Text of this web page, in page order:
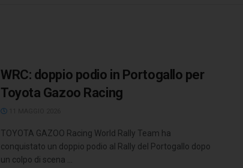
WRC: doppio podio in Portogallo per
Toyota Gazoo Racing
TOYOTA GAZOO Racing World Rally Team ha
conquistato un doppio podio al Rally del Portogallo dopo
un colpo di scena ...